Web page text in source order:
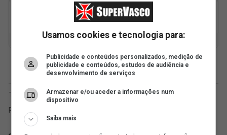
Usamos cookies e tecnologia para:
Publicidade e conteúdos personalizados, medição de
publicidade e conteúdos, estudos de audiência e
desenvolvimento de serviços
Armazenar e/ou aceder a informações num
dispositivo
Saiba mais